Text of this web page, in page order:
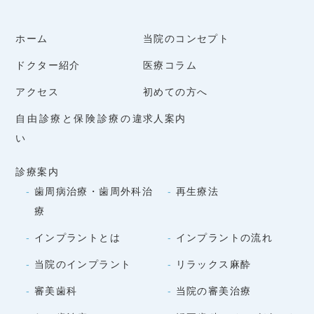
ホーム 当院のコンセプト
ドクター紹介 医療コラム
アクセス 初めての方へ
自由診療と保険診療の違
い
求人案内
診療案内
歯周病治療・歯周外科治
療
再生療法
インプラントとは インプラントの流れ
当院のインプラント リラックス麻酔
審美歯科 当院の審美治療